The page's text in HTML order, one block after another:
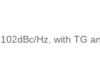
Hz, with TG